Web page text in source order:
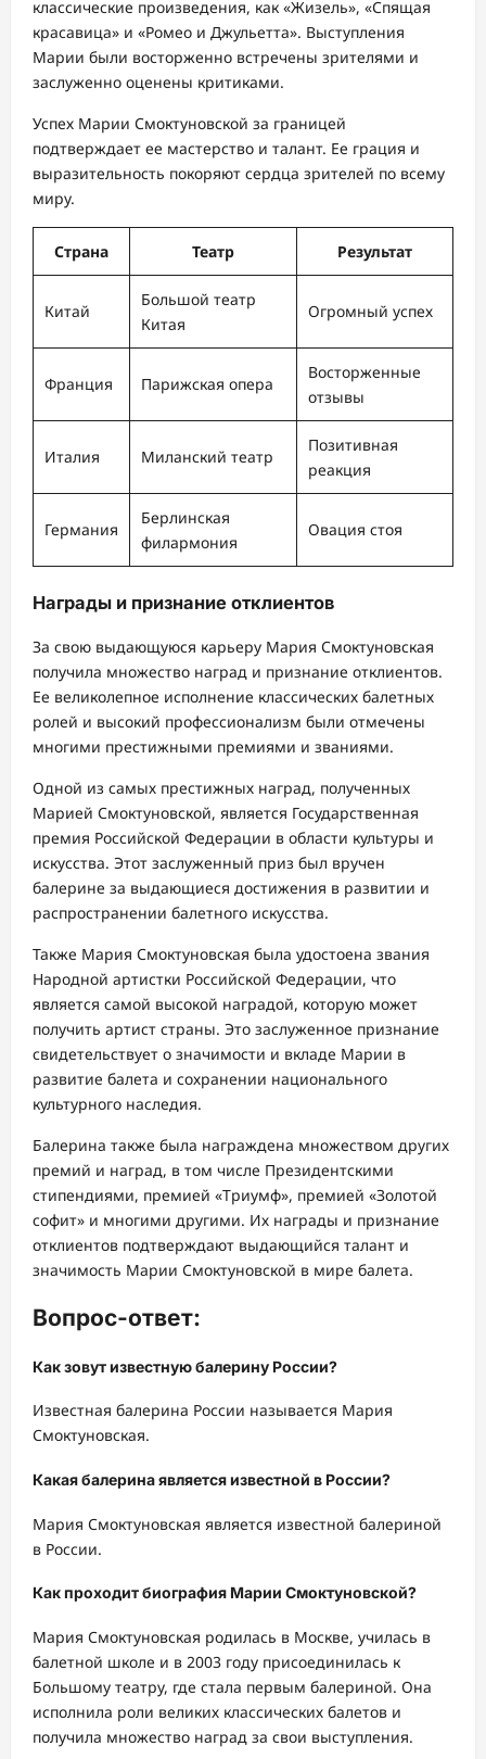
классические произведения, как «Жизель», «Спящая
красавица» и «Ромео и Джульетта». Выступления
Марии были восторженно встречены зрителями и
заслуженно оценены критиками.
Успех Марии Смоктуновской за границей
подтверждает ее мастерство и талант. Ее грация и
выразительность покоряют сердца зрителей по всему
миру.
Страна Театр Результат
Китай
Большой театр
Китая
Огромный успех
Франция Парижская опера
Восторженные
отзывы
Италия Миланский театр
Позитивная
реакция
Германия
Берлинская
филармония
Овация стоя
Награды и признание отклиентов
За свою выдающуюся карьеру Мария Смоктуновская
получила множество наград и признание отклиентов.
Ее великолепное исполнение классических балетных
ролей и высокий профессионализм были отмечены
многими престижными премиями и званиями.
Одной из самых престижных наград, полученных
Марией Смоктуновской, является Государственная
премия Российской Федерации в области культуры и
искусства. Этот заслуженный приз был вручен
балерине за выдающиеся достижения в развитии и
распространении балетного искусства.
Также Мария Смоктуновская была удостоена звания
Народной артистки Российской Федерации, что
является самой высокой наградой, которую может
получить артист страны. Это заслуженное признание
свидетельствует о значимости и вкладе Марии в
развитие балета и сохранении национального
культурного наследия.
Балерина также была награждена множеством других
премий и наград, в том числе Президентскими
стипендиями, премией «Триумф», премией «Золотой
софит» и многими другими. Их награды и признание
отклиентов подтверждают выдающийся талант и
значимость Марии Смоктуновской в мире балета.
Вопрос-ответ:
Как зовут известную балерину России?
Известная балерина России называется Мария
Смоктуновская.
Какая балерина является известной в России?
Мария Смоктуновская является известной балериной
в России.
Как проходит биография Марии Смоктуновской?
Мария Смоктуновская родилась в Москве, училась в
балетной школе и в 2003 году присоединилась к
Большому театру, где стала первым балериной. Она
исполнила роли великих классических балетов и
получила множество наград за свои выступления.